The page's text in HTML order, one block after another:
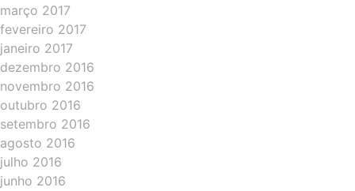
março 2017
fevereiro 2017
janeiro 2017
dezembro 2016
novembro 2016
outubro 2016
setembro 2016
agosto 2016
julho 2016
junho 2016